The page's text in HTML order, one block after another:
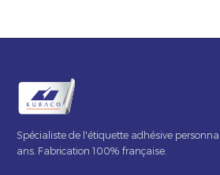
Spécialiste de l'étiquette adhésive
ans. Fabrication 100% française.